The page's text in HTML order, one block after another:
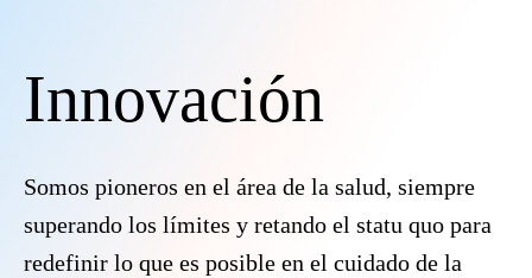
Innovación
Somos pioneros en el área de la salud, siempre
superando los límites y retando el statu quo para
redefinir lo que es posible en el cuidado de la